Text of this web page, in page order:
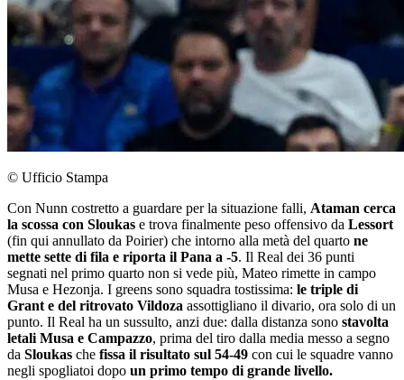
© Ufficio Stampa
Con Nunn costretto a guardare per la situazione falli, Ataman cerca
la scossa con Sloukas e trova finalmente peso offensivo da Lessort
(fin qui annullato da Poirier) che intorno alla metà del quarto ne
mette sette di fila e riporta il Pana a -5. Il Real dei 36 punti
segnati nel primo quarto non si vede più, Mateo rimette in campo
Musa e Hezonja. I greens sono squadra tostissima: le triple di
Grant e del ritrovato Vildoza assottigliano il divario, ora solo di un
punto. Il Real ha un sussulto, anzi due: dalla distanza sono stavolta
letali Musa e Campazzo, prima del tiro dalla media messo a segno
da Sloukas che fissa il risultato sul 54-49 con cui le squadre vanno
negli spogliatoi dopo un primo tempo di grande livello.